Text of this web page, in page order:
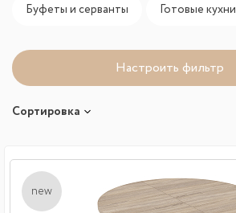
Буфеты и серванты Готовые кухни
Настроить фильтр
Сортировка
new